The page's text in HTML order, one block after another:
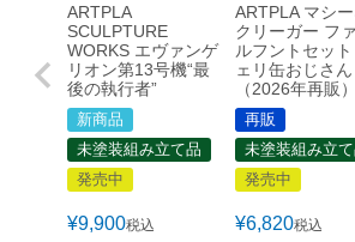
ARTPLA
SCULPTURE
WORKS エヴァンゲ
リオン第13号機“最
後の執行者”
新商品
未塗装組み立て品
発売中
¥9,900税込
ARTPLA マシ
クリーガー フ
ルフントセッ
ェリ缶おじさん
（2026年再販）
再販
未塗装組み立
発売中
¥6,820税込